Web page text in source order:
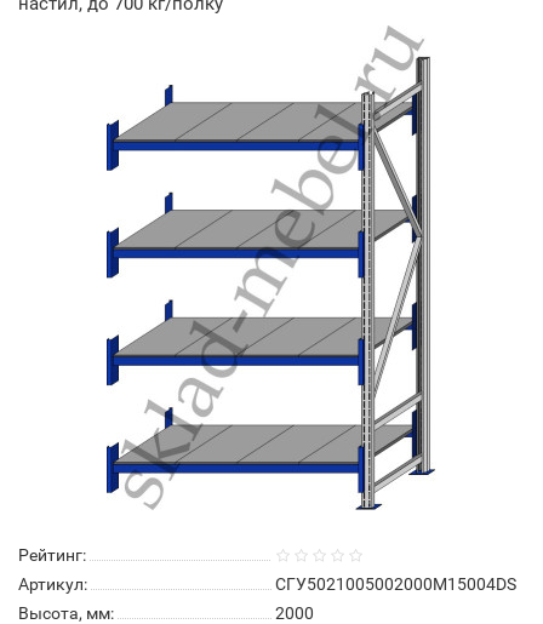
Рейтинг:
Артикул:
СГУ5021005002000М15004DS
Высота, мм:
2000